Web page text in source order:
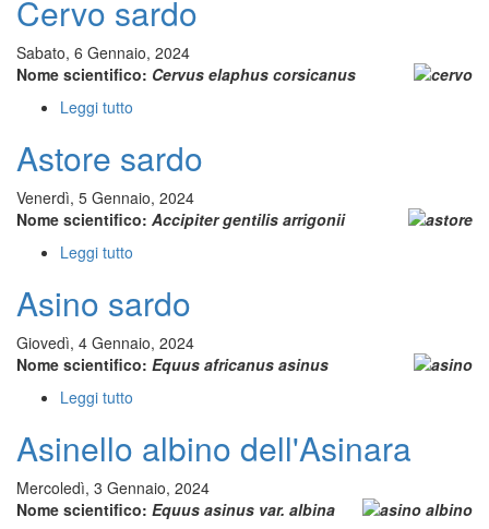
selvatico
sardo
Cervo sardo
Sabato, 6 Gennaio, 2024
Nome scientifico: Cervus elaphus corsicanus
Leggi tutto
sardo
Astore sardo
Venerdì, 5 Gennaio, 2024
Nome scientifico: Accipiter gentilis arrigonii
Leggi tutto
sardo
Asino sardo
Giovedì, 4 Gennaio, 2024
Nome scientifico: Equus africanus asinus
Leggi tutto
sardo
Asinello albino dell'Asinara
Mercoledì, 3 Gennaio, 2024
Nome scientifico: Equus asinus var. albina